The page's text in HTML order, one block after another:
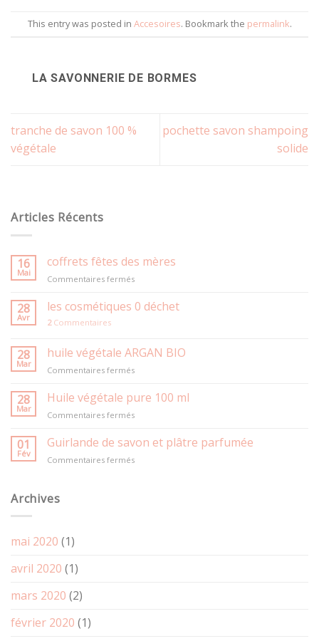
This entry was posted in Accesoires. Bookmark the permalink.
LA SAVONNERIE DE BORMES
tranche de savon 100 %
végétale
pochette savon shampoing
solide
Articles Récents
16
Mai
coffrets fêtes des mères
Commentaires ferméssur
fêtes
28
Avr
les cosmétiques 0 déchet
2 Commentaires
28
Mar
huile végétale ARGAN BIO
Commentaires ferméssur
végétale
BIO
28
Mar
Huile végétale pure 100 ml
Commentaires ferméssur
végétale
100
01
Fév
Guirlande de savon et plâtre parfumée
Commentaires ferméssur
Archives
mai 2020 (1)
avril 2020 (1)
mars 2020 (2)
février 2020 (1)